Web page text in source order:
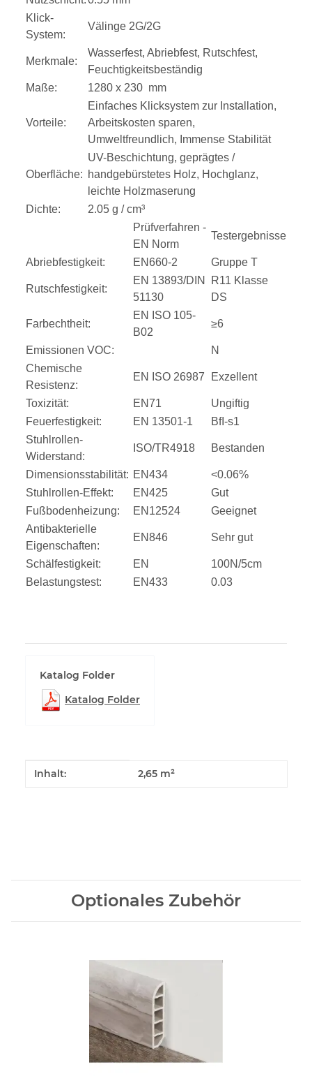
Klick-
System:
Välinge 2G/2G
Merkmale:
Wasserfest, Abriebfest, Rutschfest,
Feuchtigkeitsbeständig
Maße:
1280 x 230 mm
Vorteile:
Einfaches Klicksystem zur Installation,
Arbeitskosten sparen,
Umweltfreundlich, Immense Stabilität
Oberfläche:
UV-Beschichtung, geprägtes /
handgebürstetes Holz, Hochglanz,
leichte Holzmaserung
Dichte:
2.05 g / cm³
Prüfverfahren -
EN Norm
Testergebnisse
Abriebfestigkeit: EN660-2 Gruppe T
Rutschfestigkeit:
EN 13893/DIN
51130
R11 Klasse
DS
Farbechtheit:
EN ISO 105-
B02
≥6
Emissionen VOC:
N
Chemische
Resistenz:
EN ISO 26987 Exzellent
Toxizität: EN71
Ungiftig
Feuerfestigkeit:
EN 13501-1
BfI-s1
Stuhlrollen-
Widerstand:
ISO/TR4918 Bestanden
Dimensionsstabilität: EN434
<0.06%
Stuhlrollen-Effekt:
EN425
Gut
Fußbodenheizung:
EN12524
Geeignet
Antibakterielle
Eigenschaften:
EN846 Sehr gut
Schälfestigkeit: EN
100N/5cm
Belastungstest:
EN433 0.03
Katalog Folder
Katalog Folder
Produkteigenschaft
Wert
Inhalt: 2,65 m²
Optionales Zubehör